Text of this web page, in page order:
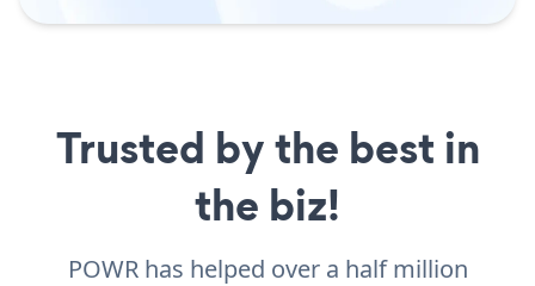
Trusted by the best in
the biz!
POWR has helped over a half million